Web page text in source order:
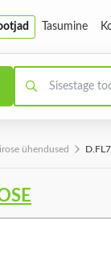
Tasumine
ühendused